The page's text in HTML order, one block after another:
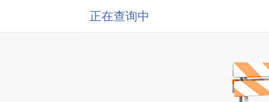
正在查询中